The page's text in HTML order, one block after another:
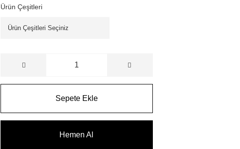
Ürün Çeşitleri
Sepete Ekle
Hemen Al